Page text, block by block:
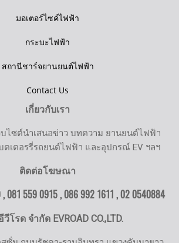
มอเตอร์ไซค์ไฟฟ้า
กระบะไฟฟ้า
สถานีชาร์จยานยนต์ไฟฟ้า
Contact Us
เกี่ยวกับเรา
ว็บไซต์นำเสนอข่าว บทความ ยานยนต์ไฟฟ้า
ตเตอรรี่รถยนต์ไฟฟ้า และอุปกรณ์ EV ฯลฯ
ติดต่อโฆษณา
081 559 0915 , 086 992 1611 ,02 0540884
โรด จำกัด EVROAD CO.,LTD.